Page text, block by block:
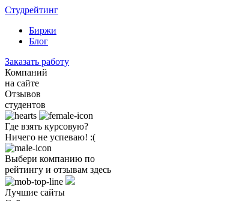
Студрейтинг
Биржи
Блог
Заказать работу
Компаний
на сайте
Отзывов
студентов
Где взять курсовую?
Ничего не успеваю! :(
Выбери компанию по
рейтингу и отзывам здесь
Лучшие сайты